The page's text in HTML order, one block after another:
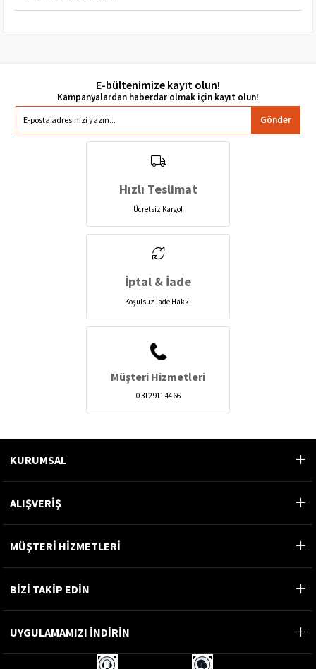
E-bültenimize kayıt olun!
Gönder
Hızlı Teslimat
Ücretsiz Kargo!
İptal & İade
Koşulsuz İade Hakkı
Müşteri Hizmetleri
0 312 911 44 66
KURUMSAL
ALIŞVERİŞ
MÜŞTERİ HİZMETLERİ
BİZİ TAKİP EDİN
UYGULAMAMIZI İNDİRİN